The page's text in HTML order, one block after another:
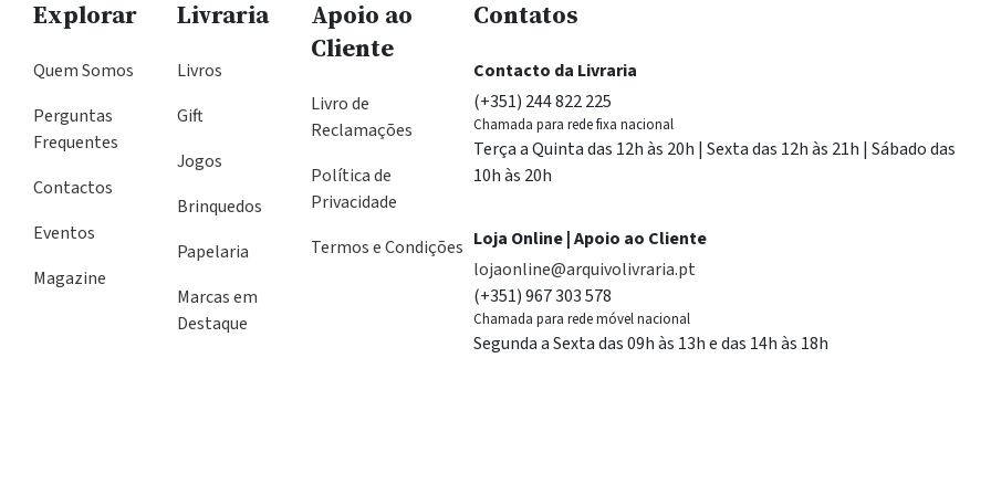
Explorar
Quem Somos
Perguntas
Frequentes
Contactos
Eventos
Magazine
Livraria
Livros
Gift
Jogos
Brinquedos
Papelaria
Marcas em
Destaque
Apoio ao
Cliente
Livro de
Reclamações
Política de
Privacidade
Termos e Condições
Contatos
Contacto da Livraria
(+351) 244 822 225
Chamada para rede fixa nacional
Terça a Quinta das 12h às 20h | Sexta das 12h às 21h | Sábado das
10h às 20h
Loja Online | Apoio ao Cliente
lojaonline@arquivolivraria.pt
(+351) 967 303 578
Chamada para rede móvel nacional
Segunda a Sexta das 09h às 13h e das 14h às 18h